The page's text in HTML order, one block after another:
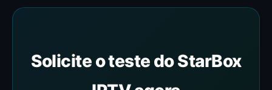
Solicite o teste do StarBox